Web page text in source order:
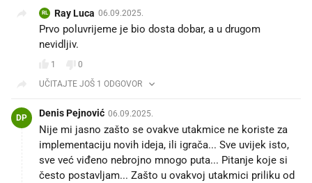
RL Ray Luca 06.09.2025.
Prvo poluvrijeme je bio dosta dobar, a u drugom
nevidljiv.
1
0
UČITAJTE JOŠ 1 ODGOVOR
DP Denis Pejnović 06.09.2025.
Nije mi jasno zašto se ovakve utakmice ne koriste za
implementaciju novih ideja, ili igrača... Sve uvijek isto,
sve već viđeno nebrojno mnogo puta... Pitanje koje si
često postavljam... Zašto u ovakvoj utakmici priliku od